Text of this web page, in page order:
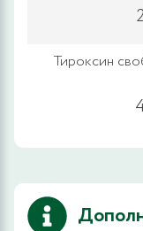
Тироксин